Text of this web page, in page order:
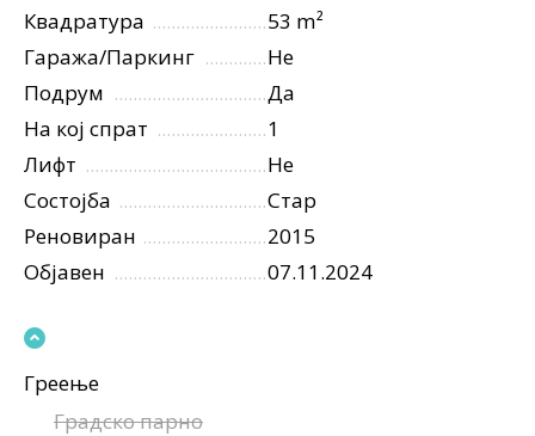
Квадратура
53 m²
Гаража/Паркинг
Не
Подрум
Да
На кој спрат
1
Лифт
Не
Состојба
Стар
Реновиран
2015
Објавен
07.11.2024
Греење
Градско парно